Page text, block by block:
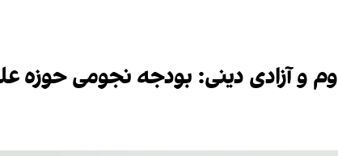
و آزادی دینی: بودجه نجومی حوزه